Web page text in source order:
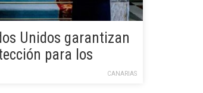
Unidos garantizan
para los
el nuevo Convenio
CANARIAS